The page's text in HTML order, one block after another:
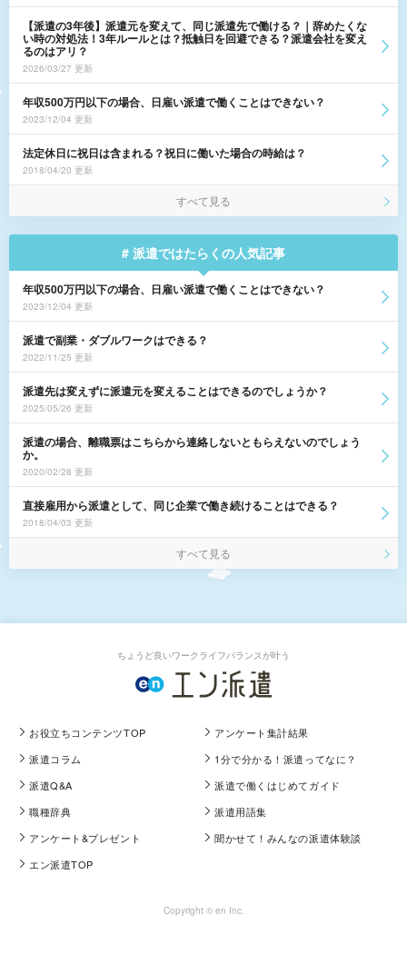
【派遣の3年後】派遣元を変えて、同じ派遣先で働ける？｜辞めたくな
い時の対処法！3年ルールとは？抵触日を回避できる？派遣会社を変え
るのはアリ？
2026/03/27 更新
年収500万円以下の場合、日雇い派遣で働くことはできない？
2023/12/04 更新
法定休日に祝日は含まれる？祝日に働いた場合の時給は？
2018/04/20 更新
すべて見る
# 派遣ではたらくの人気記事
年収500万円以下の場合、日雇い派遣で働くことはできない？
2023/12/04 更新
派遣で副業・ダブルワークはできる？
2022/11/25 更新
派遣先は変えずに派遣元を変えることはできるのでしょうか？
2025/05/26 更新
派遣の場合、離職票はこちらから連絡しないともらえないのでしょう
か。
2020/02/28 更新
直接雇用から派遣として、同じ企業で働き続けることはできる？
2018/04/03 更新
すべて見る
ちょうど良いワークライフバランスが叶う
お役立ちコンテンツTOP
アンケート集計結果
派遣コラム
1分で分かる！派遣ってなに？
派遣Q&A
派遣で働くはじめてガイド
職種辞典
派遣用語集
アンケート&プレゼント
聞かせて！みんなの派遣体験談
エン派遣TOP
Copyright © en Inc.